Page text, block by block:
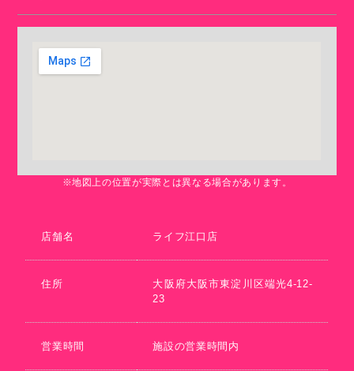
※地図上の位置が実際とは異なる場合があります。
店舗名 ライフ江口店
住所
大阪府大阪市東淀川区端光4-12-
23
営業時間 施設の営業時間内